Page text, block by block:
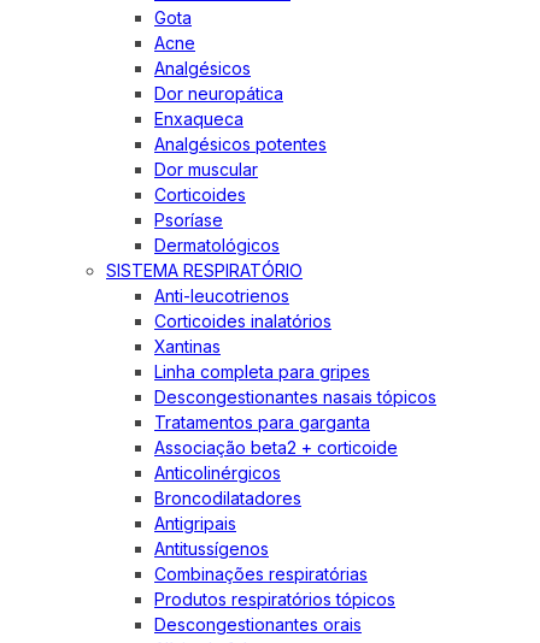
Gota
Acne
Analgésicos
Dor neuropática
Enxaqueca
Analgésicos potentes
Dor muscular
Corticoides
Psoríase
Dermatológicos
SISTEMA RESPIRATÓRIO
Anti-leucotrienos
Corticoides inalatórios
Xantinas
Linha completa para gripes
Descongestionantes nasais tópicos
Tratamentos para garganta
Associação beta2 + corticoide
Anticolinérgicos
Broncodilatadores
Antigripais
Antitussígenos
Combinações respiratórias
Produtos respiratórios tópicos
Descongestionantes orais